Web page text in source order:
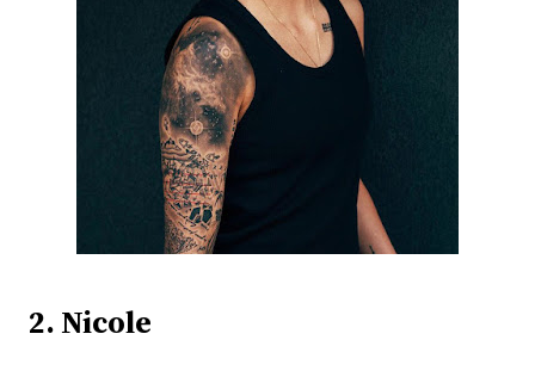
2. Nicole